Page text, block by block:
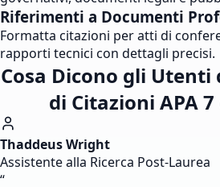
Riferimenti a Documenti
Formatta citazioni per atti di
rapporti tecnici con dettagli precisi.
Cosa Dicono gli Utenti
di Citazioni APA
Thaddeus Wright
Assistente alla Ricerca Post-Laurea
“